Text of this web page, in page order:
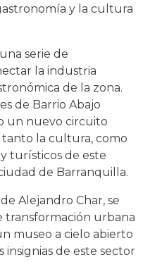
y la cultura
serie de
la industria
de la zona.
de Barrio Abajo
un nuevo circuito
la cultura, como
turísticos de este
de Barranquilla.
Alejandro Char, se
urbana
museo a cielo abierto
insignias de este sector